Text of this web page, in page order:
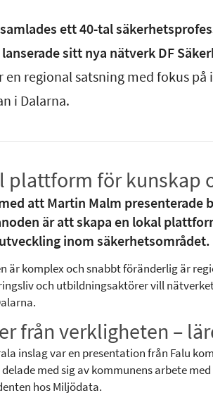
ett 40-tal
sitt nya nätverk DF
regional satsning med fokus
i Dalarna.
plattform för kunskap
att Martin Malm presenterade
är att skapa en lokal
inom säkerhetsområdet.
är komplex och snabbt föränderlig är
och utbildningsaktörer vill
från verkligheten –
inslag var en presentation från Falu
med sig av kommunens arbete
hos Miljödata.